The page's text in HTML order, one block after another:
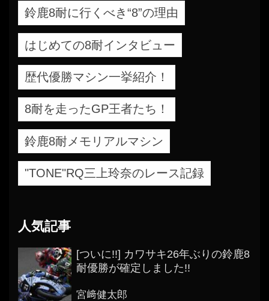
鈴鹿8耐に行くべき“8”の理由
はじめての8耐インタビュー
歴代優勝マシン一挙紹介！
8耐を走ったGP王者たち！
鈴鹿8耐メモリアルマシン
"TONE"RQ三上玲奈のレース記録
人気記事
[ついに!!] カワサキ26年ぶりの鈴鹿8
耐優勝が確定しました!!
宮﨑健太郎